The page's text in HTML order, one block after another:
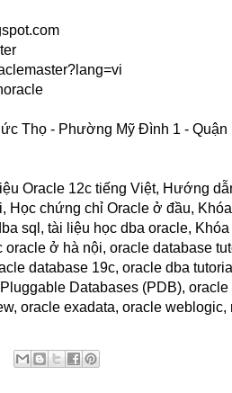
Thọ - Phường Mỹ Đình 1 - Quận
Oracle 12c tiếng Việt, Hướng
Học chứng chỉ Oracle ở đầu,
sql, tài liệu học dba oracle,
ở hà nội, oracle database
database 19c, oracle dba
Databases (PDB),
oracle exadata, oracle